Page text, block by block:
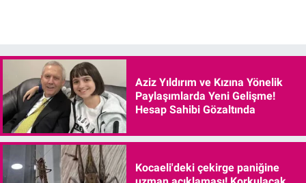
Aziz Yıldırım ve Kızına Yönelik
Paylaşımlarda Yeni Gelişme!
Hesap Sahibi Gözaltında
Kocaeli'deki çekirge paniğine